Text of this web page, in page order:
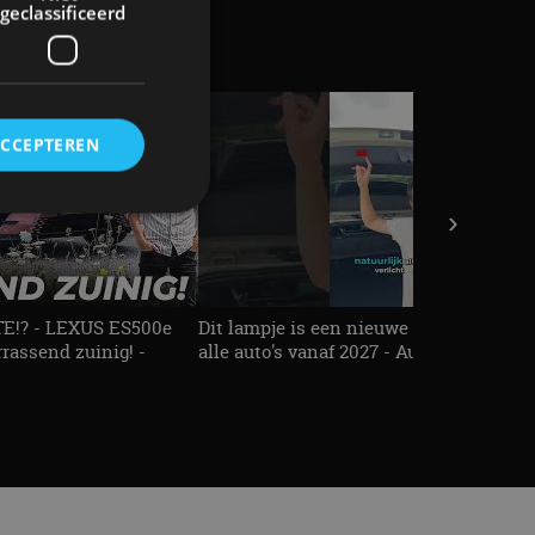
- LEXUS ES500e
zuinig! -
Dit lampje is een nieuwe veiligheidseis
alle auto's vanaf 2027 - AutoRAI TV
›
geclassificeerd
en
om